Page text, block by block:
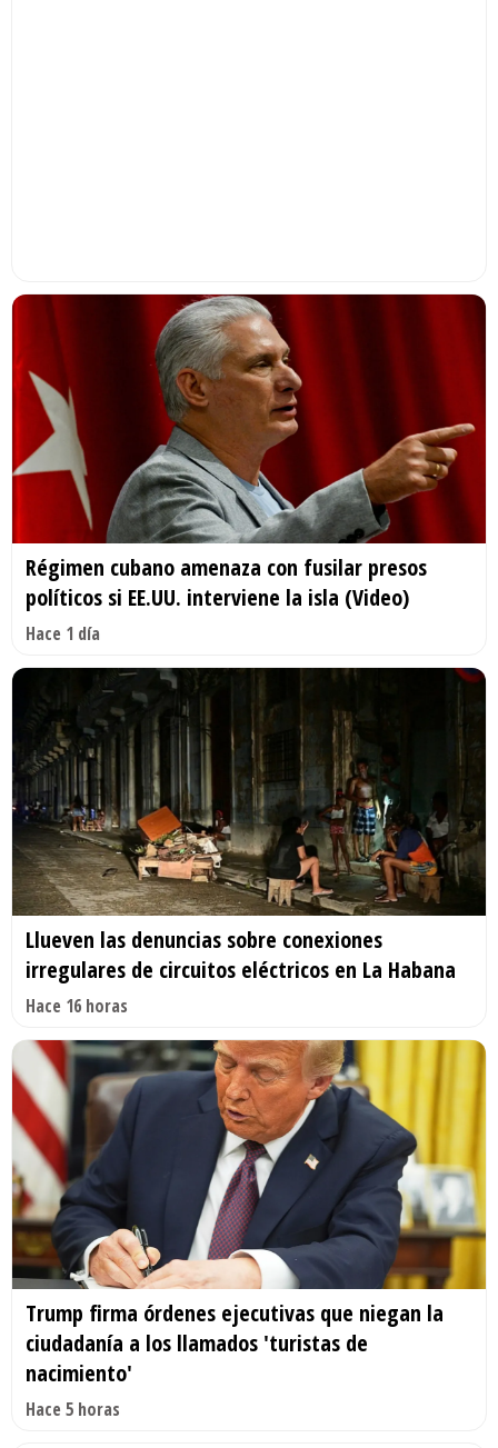
Régimen cubano amenaza con fusilar presos
políticos si EE.UU. interviene la isla (Video)
Hace 1 día
Llueven las denuncias sobre conexiones
irregulares de circuitos eléctricos en La Habana
Hace 16 horas
Trump firma órdenes ejecutivas que niegan la
ciudadanía a los llamados 'turistas de
nacimiento'
Hace 5 horas